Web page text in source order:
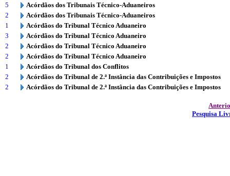
5
Acórdãos dos Tribunais Técnico-Aduaneiros
2
Acórdãos dos Tribunais Técnico-Aduaneiros
1
Acórdãos do Tribunal Técnico Aduaneiro
3
Acórdãos do Tribunal Técnico Aduaneiro
2
Acórdãos do Tribunal Técnico Aduaneiro
2
Acórdãos do Tribunal Técnico Aduaneiro
1
Acórdãos do Tribunal dos Conflitos
2
Acórdãos do Tribunal de 2.ª Instância das Contribuições e Impostos
2
Acórdãos do Tribunal de 2.ª Instância das Contribuições e Impostos
Pesquisa